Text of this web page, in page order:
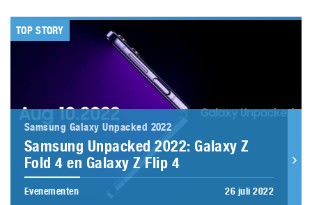
TOP STORY
Samsung Galaxy Unpacked 2022
Samsung Unpacked 2022: Galaxy Z
Fold 4 en Galaxy Z Flip 4
Evenementen 26 juli 2022